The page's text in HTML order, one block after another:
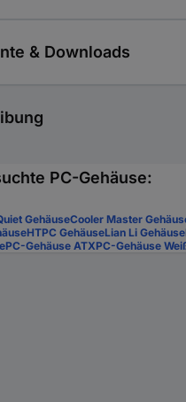
& Downloads
PC-Gehäuse:
GehäuseCooler Master
HTPC GehäuseLian Li Gehäuse
PC-Gehäuse ATXPC-Gehäuse